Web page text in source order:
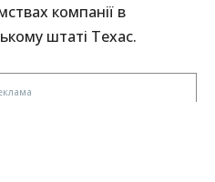
компанії в
штаті Техас.